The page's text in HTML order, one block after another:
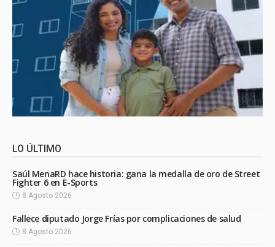
LO ÚLTIMO
Saúl MenaRD hace historia: gana la medalla de oro de Street
Fighter 6 en E-Sports
8 Agosto 2026
Fallece diputado Jorge Frías por complicaciones de salud
8 Agosto 2026